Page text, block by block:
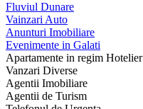
Fluviul Dunare
Vainzari Auto
Anunturi Imobiliare
Evenimente in Galati
Apartamente in regim Hotelier
Vanzari Diverse
Agentii Imobiliare
Agentii de Turism